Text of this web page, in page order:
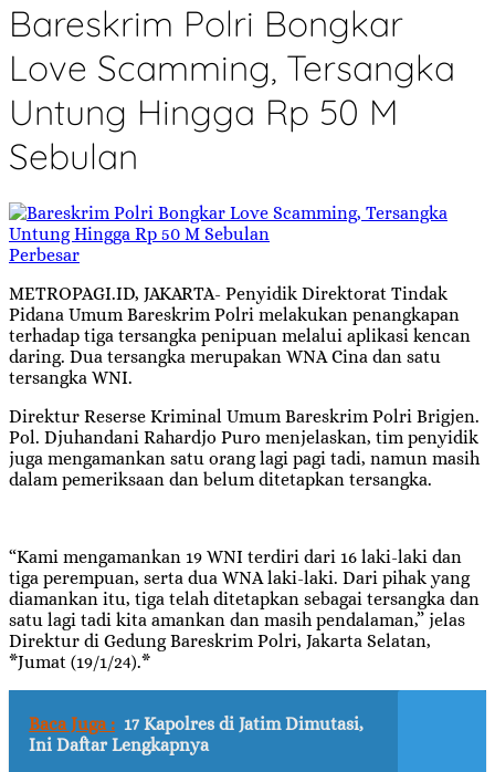
Bareskrim Polri Bongkar
Love Scamming, Tersangka
Untung Hingga Rp 50 M
Sebulan
Perbesar
METROPAGI.ID, JAKARTA- Penyidik Direktorat Tindak
Pidana Umum Bareskrim Polri melakukan penangkapan
terhadap tiga tersangka penipuan melalui aplikasi kencan
daring. Dua tersangka merupakan WNA Cina dan satu
tersangka WNI.
Direktur Reserse Kriminal Umum Bareskrim Polri Brigjen.
Pol. Djuhandani Rahardjo Puro menjelaskan, tim penyidik
juga mengamankan satu orang lagi pagi tadi, namun masih
dalam pemeriksaan dan belum ditetapkan tersangka.
“Kami mengamankan 19 WNI terdiri dari 16 laki-laki dan
tiga perempuan, serta dua WNA laki-laki. Dari pihak yang
diamankan itu, tiga telah ditetapkan sebagai tersangka dan
satu lagi tadi kita amankan dan masih pendalaman,” jelas
Direktur di Gedung Bareskrim Polri, Jakarta Selatan,
*Jumat (19/1/24).*
Baca Juga : 17 Kapolres di Jatim Dimutasi,
Ini Daftar Lengkapnya